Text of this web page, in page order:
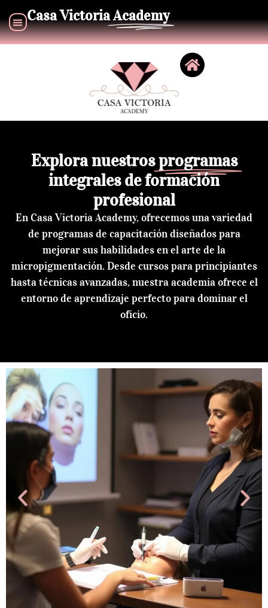
Casa VictoriaAcademy
Explora nuestrosprogramas
integrales de formación
profesional
En Casa Victoria Academy, ofrecemos una variedad
de programas de capacitación diseñados para
mejorar sus habilidades en el arte de la
micropigmentación. Desde cursos para principiantes
hasta técnicas avanzadas, nuestra academia ofrece el
entorno de aprendizaje perfecto para dominar el
oficio.